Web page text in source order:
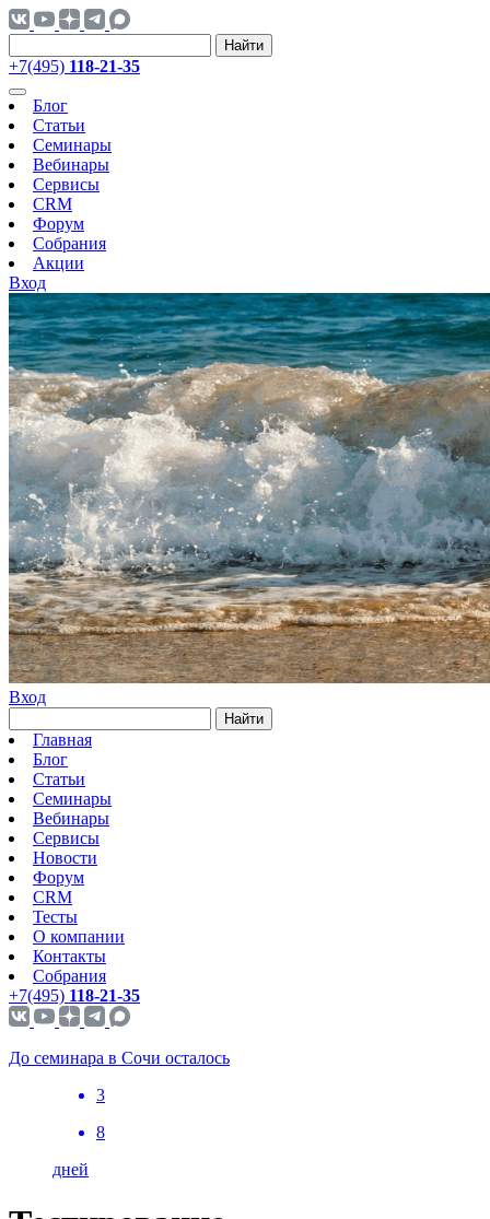
Найти
+7(495) 118-21-35
Блог
Статьи
Семинары
Вебинары
Сервисы
CRM
Форум
Собрания
Акции
Вход
Вход
Найти
Главная
Блог
Статьи
Семинары
Вебинары
Сервисы
Новости
Форум
CRM
Тесты
О компании
Контакты
Собрания
+7(495) 118-21-35
До семинара в Сочи осталось
3
8
дней